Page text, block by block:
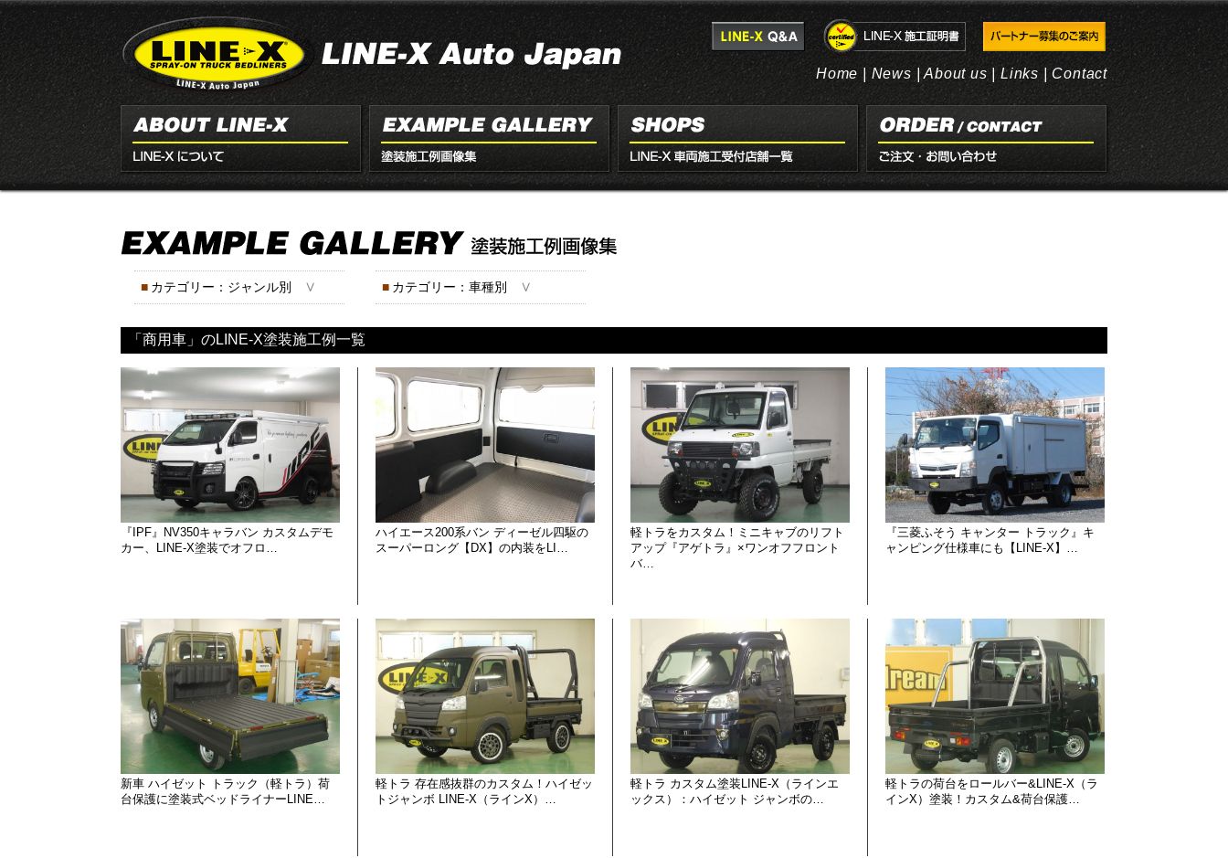
Home |News |About us | Links |Contact
■ カテゴリー：ジャンル別 ∨ ■ カテゴリー：車種別 ∨
「商用車」のLINE-X塗装施工例一覧
『IPF』NV350キャラバン カスタムデモ
カー、LINE-X塗装でオフロ…
ハイエース200系バン ディーゼル四駆の
スーパーロング【DX】の内装をLI…
軽トラをカスタム！ミニキャブのリフト
アップ『アゲトラ』×ワンオフフロント
バ…
『三菱ふそう キャンター トラック』キ
ャンピング仕様車にも【LINE-X】…
新車 ハイゼット トラック（軽トラ）荷
台保護に塗装式ベッドライナーLINE…
軽トラ 存在感抜群のカスタム！ハイゼッ
トジャンボ LINE-X（ラインX）…
軽トラ カスタム塗装LINE-X（ラインエ
ックス）：ハイゼット ジャンボの…
軽トラの荷台をロールバー&LINE-X（ラ
インX）塗装！カスタム&荷台保護…